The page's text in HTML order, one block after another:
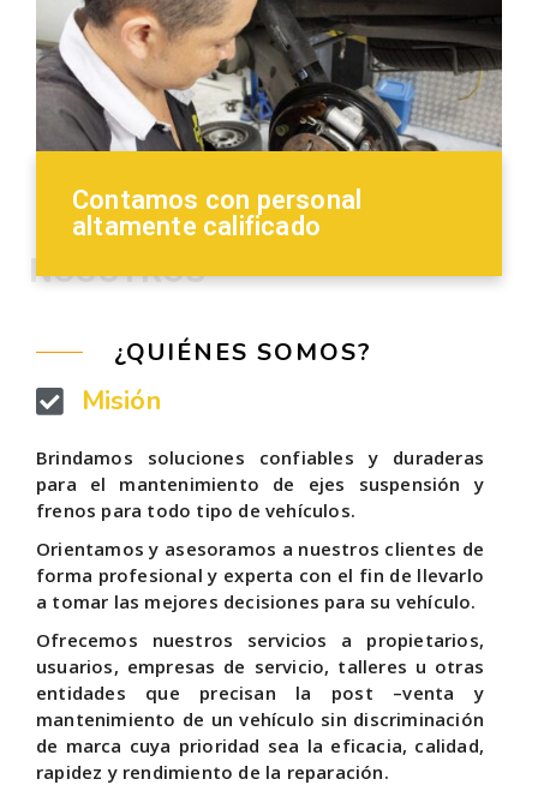
NOSOTROS
Contamos con personal
altamente calificado
¿QUIÉNES SOMOS?
Misión
Brindamos soluciones confiables y duraderas
para el mantenimiento de ejes suspensión y
frenos para todo tipo de vehículos.
Orientamos y asesoramos a nuestros clientes de
forma profesional y experta con el fin de llevarlo
a tomar las mejores decisiones para su vehículo.
Ofrecemos nuestros servicios a propietarios,
usuarios, empresas de servicio, talleres u otras
entidades que precisan la post –venta y
mantenimiento de un vehículo sin discriminación
de marca cuya prioridad sea la eficacia, calidad,
rapidez y rendimiento de la reparación.